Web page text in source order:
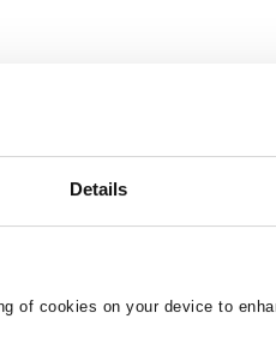
Details
of cookies on your device to